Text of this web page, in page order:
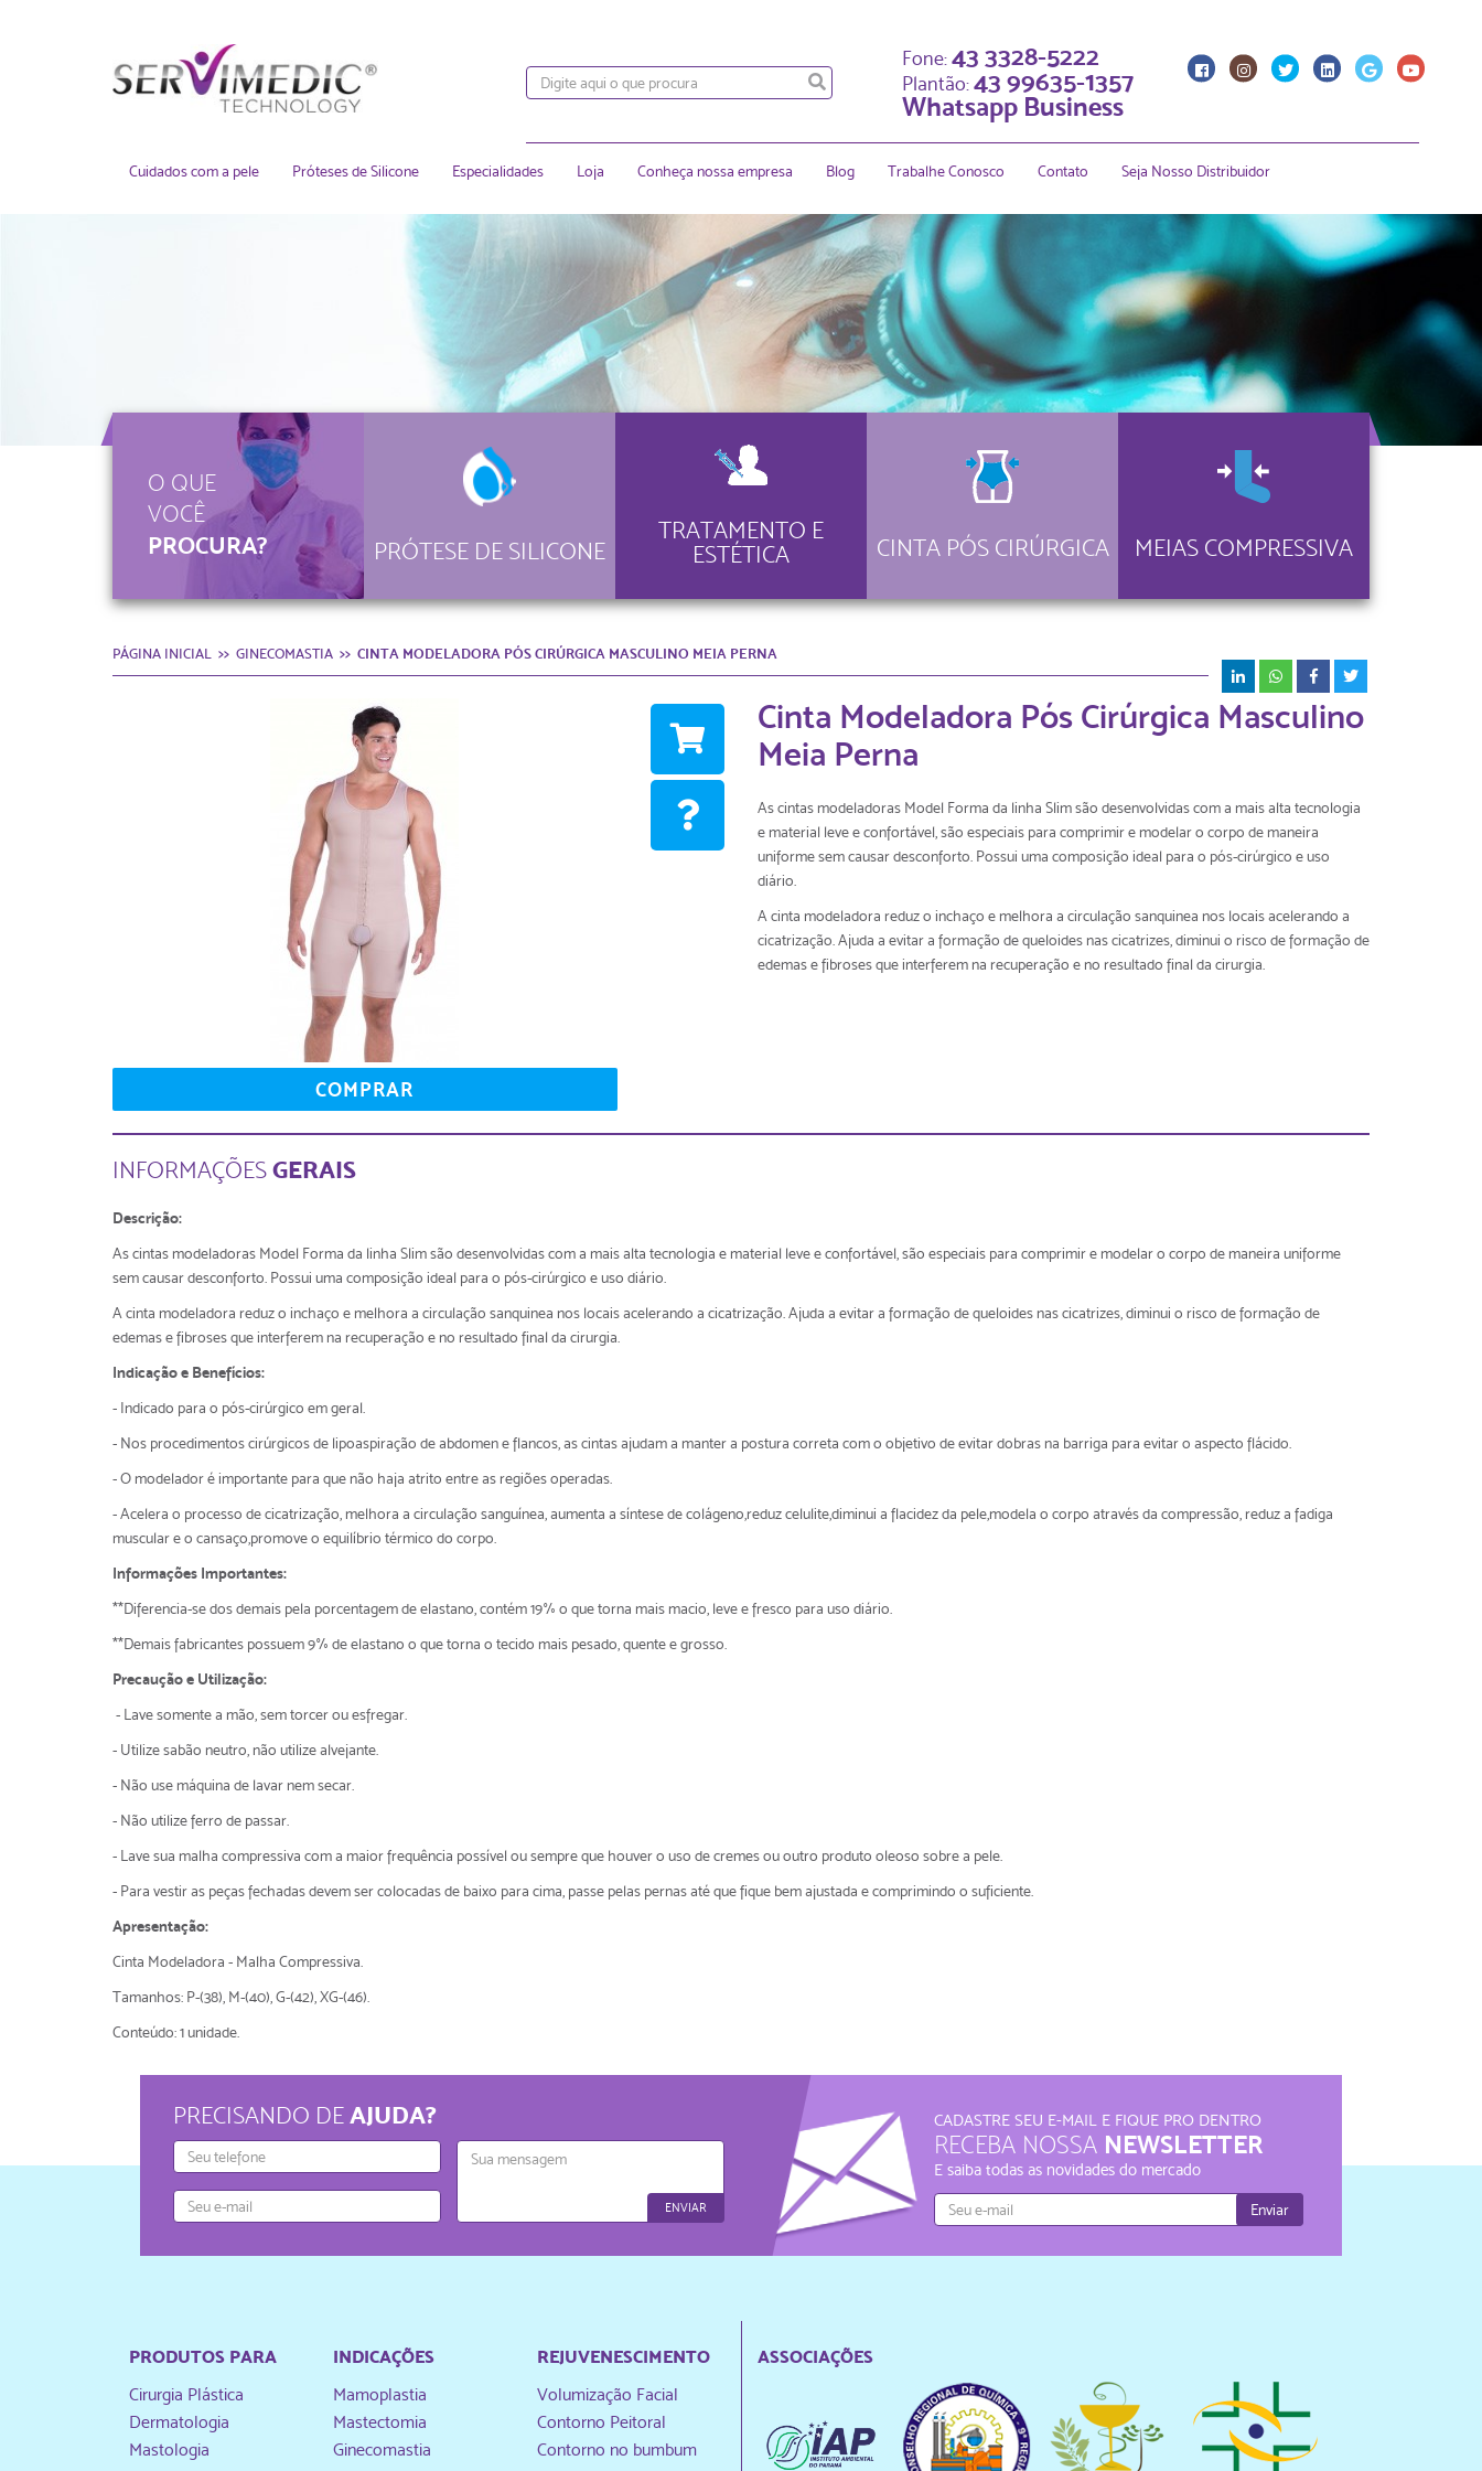
Fone:43 3328-5222
Plantão:43 99635-1357
Whatsapp Business
Cuidados com a pele Próteses de Silicone Especialidades Loja Conheça nossa empresa Blog Trabalhe Conosco Contato Seja Nosso Distribuidor
O QUE
VOCÊ
PROCURA? PRÓTESE DE SILICONE
TRATAMENTO E
ESTÉTICA
CINTA PÓS CIRÚRGICA MEIAS COMPRESSIVA
PÁGINA INICIAL GINECOMASTIA CINTA MODELADORA PÓS CIRÚRGICA MASCULINO MEIA PERNA
COMPRAR
Cinta Modeladora Pós Cirúrgica Masculino
Meia Perna
As cintas modeladoras Model Forma da linha Slim são desenvolvidas com a mais alta tecnologia
e material leve e confortável, são especiais para comprimir e modelar o corpo de maneira
uniforme sem causar desconforto. Possui uma composição ideal para o pós-cirúrgico e uso
diário.
A cinta modeladora reduz o inchaço e melhora a circulação sanquinea nos locais acelerando a
cicatrização. Ajuda a evitar a formação de queloides nas cicatrizes, diminui o risco de formação de
edemas e fibroses que interferem na recuperação e no resultado final da cirurgia.
INFORMAÇÕES GERAIS
Descrição:
As cintas modeladoras Model Forma da linha Slim são desenvolvidas com a mais alta tecnologia e material leve e confortável, são especiais para comprimir e modelar o corpo de maneira uniforme
sem causar desconforto. Possui uma composição ideal para o pós-cirúrgico e uso diário.
A cinta modeladora reduz o inchaço e melhora a circulação sanquinea nos locais acelerando a cicatrização. Ajuda a evitar a formação de queloides nas cicatrizes, diminui o risco de formação de
edemas e fibroses que interferem na recuperação e no resultado final da cirurgia.
Indicação e Benefícios:
- Indicado para o pós-cirúrgico em geral.
- Nos procedimentos cirúrgicos de lipoaspiração de abdomen e flancos, as cintas ajudam a manter a postura correta com o objetivo de evitar dobras na barriga para evitar o aspecto flácido.
- O modelador é importante para que não haja atrito entre as regiões operadas.
- Acelera o processo de cicatrização, melhora a circulação sanguínea, aumenta a síntese de colágeno,reduz celulite,diminui a flacidez da pele,modela o corpo através da compressão, reduz a fadiga
muscular e o cansaço,promove o equilíbrio térmico do corpo.
Informações Importantes:
**Diferencia-se dos demais pela porcentagem de elastano, contém 19% o que torna mais macio, leve e fresco para uso diário.
**Demais fabricantes possuem 9% de elastano o que torna o tecido mais pesado, quente e grosso.
Precaução e Utilização:
- Lave somente a mão, sem torcer ou esfregar.
- Utilize sabão neutro, não utilize alvejante.
- Não use máquina de lavar nem secar.
- Não utilize ferro de passar.
- Lave sua malha compressiva com a maior frequência possível ou sempre que houver o uso de cremes ou outro produto oleoso sobre a pele.
- Para vestir as peças fechadas devem ser colocadas de baixo para cima, passe pelas pernas até que fique bem ajustada e comprimindo o suficiente.
Apresentação:
Cinta Modeladora - Malha Compressiva.
Tamanhos: P-(38), M-(40), G-(42), XG-(46).
Conteúdo: 1 unidade.
PRECISANDO DE AJUDA?
Telefone
mail
Mensagem
ENVIAR
CADASTRE SEU E-MAIL E FIQUE PRO DENTRO
RECEBA NOSSA NEWSLETTER
E saiba todas as novidades do mercado
Enviar
PRODUTOS PARA
Cirurgia Plástica
Dermatologia
Mastologia
INDICAÇÕES
Mamoplastia
Mastectomia
Ginecomastia
REJUVENESCIMENTO
Volumização Facial
Contorno Peitoral
Contorno no bumbum
ASSOCIAÇÕES